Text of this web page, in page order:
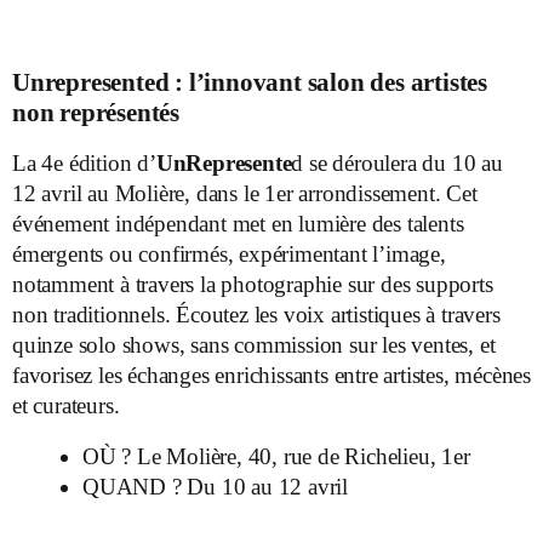
Unrepresented : l’innovant salon des artistes
non représentés
La 4e édition d’UnRepresented se déroulera du 10 au
12 avril au Molière, dans le 1erarrondissement. Cet
événement indépendant met en lumière des talents
émergents ou confirmés, expérimentant l’image,
notamment à travers la photographie sur des supports
non traditionnels. Écoutez les voix artistiques à travers
quinze solo shows, sans commission sur les ventes, et
favorisez les échanges enrichissants entre artistes, mécènes
et curateurs.
OÙ ? Le Molière, 40, rue de Richelieu, 1er
QUAND ?Du 10 au 12 avril